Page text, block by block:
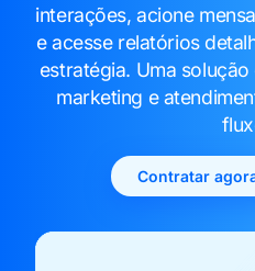
interações, acione
e acesse relatórios
estratégia. Uma
marketing e
Contratar